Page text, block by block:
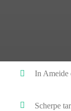
In Ameide
Scherpe